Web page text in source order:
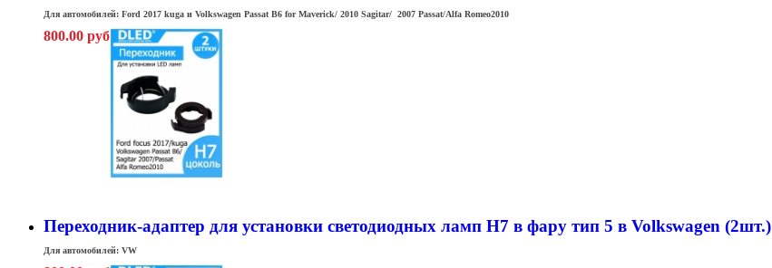
Для автомобилей: Ford 2017 kuga и Volkswagen Passat B6 for Maverick/ 2010 Sagitar/ 2007 Passat/Alfa Romeo2010
800.00 руб
Переходник-адаптер для установки светодиодных ламп H7 в фару тип 5 в Volkswagen (2шт.)
Для автомобилей: VW